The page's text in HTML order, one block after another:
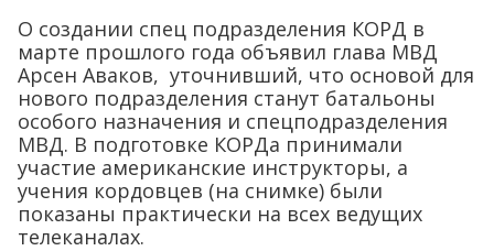
О создании спец подразделения КОРД в
марте прошлого года объявил глава МВД
Арсен Аваков, уточнивший, что основой для
нового подразделения станут батальоны
особого назначения и спецподразделения
МВД. В подготовке КОРДа принимали
участие американские инструкторы, а
учения кордовцев (на снимке) были
показаны практически на всех ведущих
телеканалах.